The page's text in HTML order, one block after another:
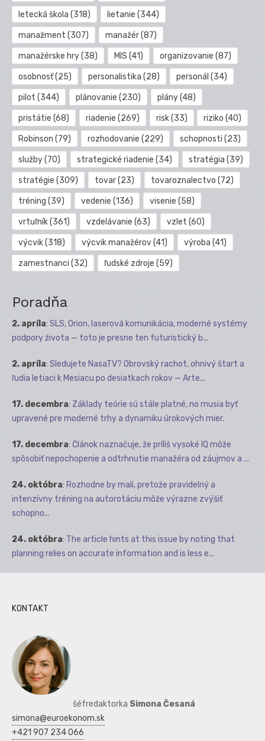
letecká škola (318) lietanie (344)
manažment (307) manažér(87)
manažérske hry(38) MIS (41) organizovanie (87)
osobnosť(25) personalistika (28) personál (34)
pilot (344) plánovanie (230) plány(48)
pristátie (68) riadenie (269) risk(33) riziko (40)
Robinson (79) rozhodovanie (229) schopnosti (23)
služby(70) strategické riadenie (34) stratégia (39)
stratégie (309) tovar(23) tovaroznalectvo (72)
tréning (39) vedenie (136) visenie (58)
vrtuľník(361) vzdelávanie (63) vzlet (60)
výcvik(318) výcvik manažérov(41) výroba (41)
zamestnanci (32) ľudské zdroje (59)
Poradňa
2. apríla: SLS, Orion, laserová komunikácia, moderné systémy
podpory života — toto je presne ten futuristický b...
2. apríla: Sledujete NasaTV? Obrovský rachot, ohnivý štart a
ľudia letiaci k Mesiacu po desiatkach rokov — Arte...
17. decembra: Základy teórie sú stále platné, no musia byť
upravené pre moderné trhy a dynamiku úrokových mier.
17. decembra: Článok naznačuje, že príliš vysoké IQ môže
spôsobiť nepochopenie a odtrhnutie manažéra od záujmov a ...
24. októbra: Rozhodne by mali, pretože pravidelný a
intenzívny tréning na autorotáciu môže výrazne zvýšiť
schopno...
24. októbra: The article hints at this issue by noting that
planning relies on accurate information and is less e...
KONTAKT
šéfredaktorka Simona Česaná
simona@euroekonom.sk
+421 907 234 066